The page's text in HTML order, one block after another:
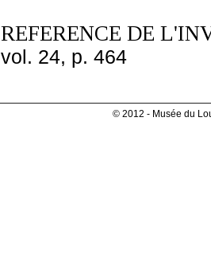
REFERENCE DE
vol. 24, p. 464
© 2012 - Musée du